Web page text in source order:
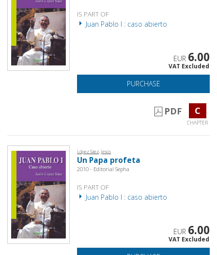
IS PART OF
Juan Pablo I : caso abierto
EUR 6.00
VAT Excluded
PURCHASE
PDF C
CHAPTER
López Sáez, Jesús
Un Papa profeta
2010 - Editorial Sepha
IS PART OF
Juan Pablo I : caso abierto
EUR 6.00
VAT Excluded